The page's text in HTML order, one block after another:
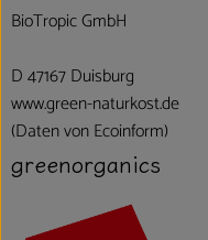
BioTropic GmbH
D 47167 Duisburg
www.green-naturkost.de
(Daten von Ecoinform)
greenorganics